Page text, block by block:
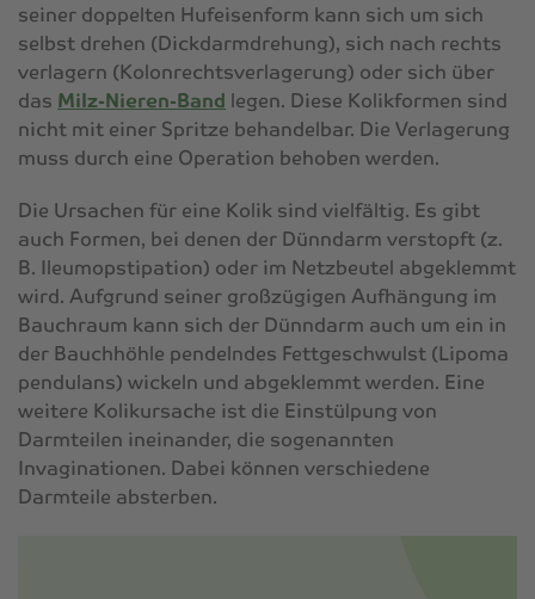
seiner doppelten Hufeisenform kann sich um sich
selbst drehen (Dickdarmdrehung), sich nach rechts
verlagern (Kolonrechtsverlagerung) oder sich über
das Milz-Nieren-Band legen. Diese Kolikformen sind
nicht mit einer Spritze behandelbar. Die Verlagerung
muss durch eine Operation behoben werden.
Die Ursachen für eine Kolik sind vielfältig. Es gibt
auch Formen, bei denen der Dünndarm verstopft (z.
B. Ileumopstipation) oder im Netzbeutel abgeklemmt
wird. Aufgrund seiner großzügigen Aufhängung im
Bauchraum kann sich der Dünndarm auch um ein in
der Bauchhöhle pendelndes Fettgeschwulst (Lipoma
pendulans) wickeln und abgeklemmt werden. Eine
weitere Kolikursache ist die Einstülpung von
Darmteilen ineinander, die sogenannten
Invaginationen. Dabei können verschiedene
Darmteile absterben.